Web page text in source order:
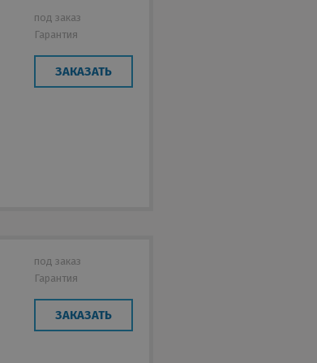
под заказ
Гарантия
ЗАКАЗАТЬ
под заказ
Гарантия
ЗАКАЗАТЬ